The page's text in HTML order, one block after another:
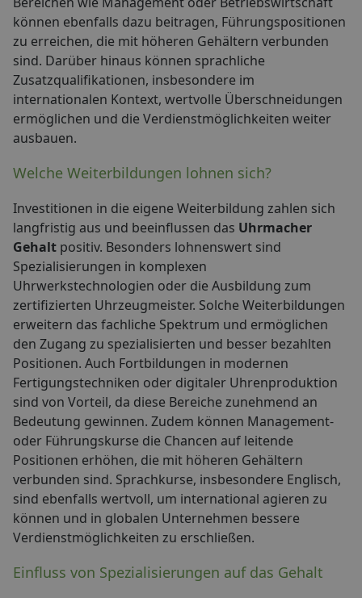
können ebenfalls dazu beitragen, Führungspositionen
zu erreichen, die mit höheren Gehältern verbunden
sind. Darüber hinaus können sprachliche
Zusatzqualifikationen, insbesondere im
internationalen Kontext, wertvolle Überschneidungen
ermöglichen und die Verdienstmöglichkeiten weiter
ausbauen.
Welche Weiterbildungen lohnen sich?
Investitionen in die eigene Weiterbildung zahlen sich
langfristig aus und beeinflussen das Uhrmacher
Gehalt positiv. Besonders lohnenswert sind
Spezialisierungen in komplexen
Uhrwerkstechnologien oder die Ausbildung zum
zertifizierten Uhrzeugmeister. Solche Weiterbildungen
erweitern das fachliche Spektrum und ermöglichen
den Zugang zu spezialisierten und besser bezahlten
Positionen. Auch Fortbildungen in modernen
Fertigungstechniken oder digitaler Uhrenproduktion
sind von Vorteil, da diese Bereiche zunehmend an
Bedeutung gewinnen. Zudem können Management-
oder Führungskurse die Chancen auf leitende
Positionen erhöhen, die mit höheren Gehältern
verbunden sind. Sprachkurse, insbesondere Englisch,
sind ebenfalls wertvoll, um international agieren zu
können und in globalen Unternehmen bessere
Verdienstmöglichkeiten zu erschließen.
Einfluss von Spezialisierungen auf das Gehalt